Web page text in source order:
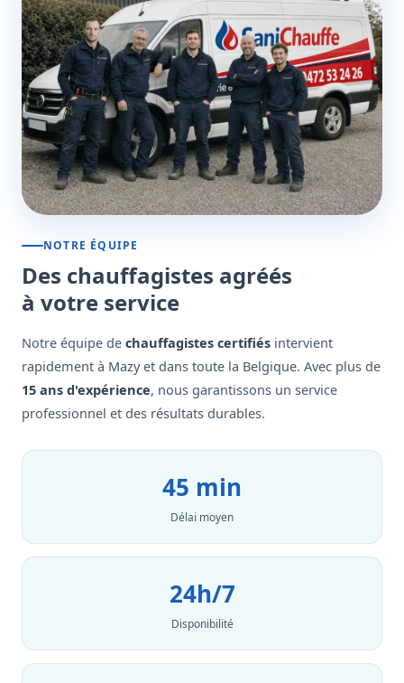
NOTRE ÉQUIPE
Des chauffagistes agréés
à votre service
Notre équipe de chauffagistes certifiés intervient
rapidement à Mazy et dans toute la Belgique. Avec plus de
15 ans d'expérience, nous garantissons un service
professionnel et des résultats durables.
45 min
Délai moyen
24h/7
Disponibilité